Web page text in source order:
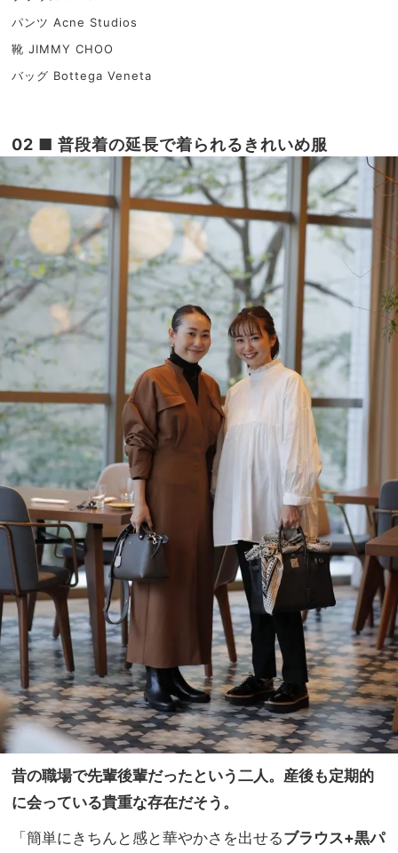
パンツ Acne Studios
靴 JIMMY CHOO
バッグ Bottega Veneta
02 ■ 普段着の延長で着られるきれいめ服
昔の職場で先輩後輩だったという二人。産後も定期的
に会っている貴重な存在だそう。
「簡単にきちんと感と華やかさを出せるブラウス+黒パ